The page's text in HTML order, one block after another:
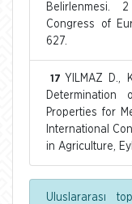
Belirlenmesi.
Congress of
627.
17 YILMAZ D.,
Determination
Properties for
International
in Agriculture,
Uluslararası